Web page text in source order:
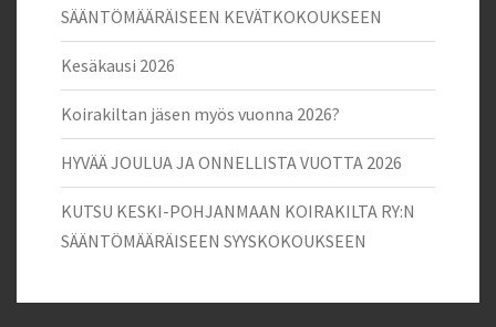
SÄÄNTÖMÄÄRÄISEEN KEVÄTKOKOUKSEEN
Kesäkausi 2026
Koirakiltan jäsen myös vuonna 2026?
HYVÄÄ JOULUA JA ONNELLISTA VUOTTA 2026
KUTSU KESKI-POHJANMAAN KOIRAKILTA RY:N
SÄÄNTÖMÄÄRÄISEEN SYYSKOKOUKSEEN